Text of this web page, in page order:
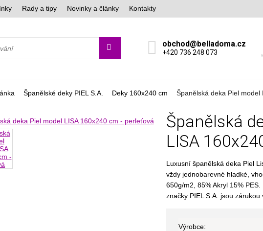
Rady a tipy Novinky a články Kontakty
obchod@belladoma.cz
+420 736 248 073
Španělské deky PIEL S.A. Deky 160x240 cm Španělská deka Piel
Španělská
LISA
Luxusní španělská deka Piel
vždy jednobarevné hladké,
650g/m2, 85% Akryl 15%
značky PIEL S.A. jsou zárukou
Výrobce: